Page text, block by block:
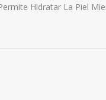
Hidratar La Piel